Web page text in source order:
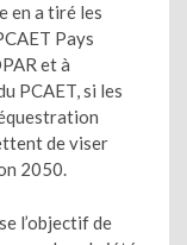
en a tiré les
Pays
et à
PCAET, si les
de viser
2050.
l’objectif de